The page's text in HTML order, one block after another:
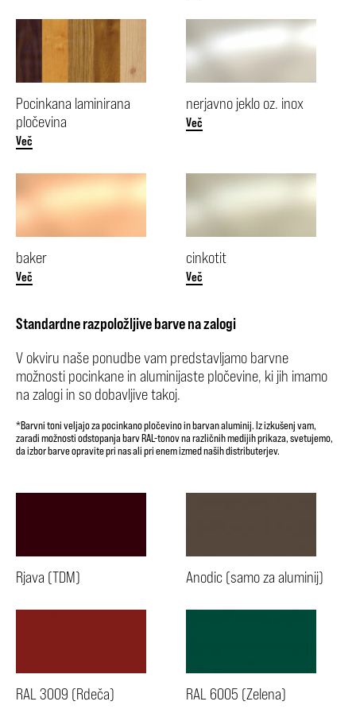
Pocinkana laminirana
pločevina
Več
nerjavno jeklo oz. inox
Več
baker
Več
cinkotit
Več
Standardne razpoložljive barve na zalogi
V okviru naše ponudbe vam predstavljamo barvne
možnosti pocinkane in aluminijaste pločevine, ki jih imamo
na zalogi in so dobavljive takoj.
*Barvni toni veljajo za pocinkano pločevino in barvan aluminij. Iz izkušenj vam,
zaradi možnosti odstopanja barv RAL-tonov na različnih medijih prikaza, svetujemo,
da izbor barve opravite pri nas ali pri enem izmed naših distributerjev.
Rjava (TDM) Anodic (samo za aluminij)
RAL 3009 (Rdeča) RAL 6005 (Zelena)